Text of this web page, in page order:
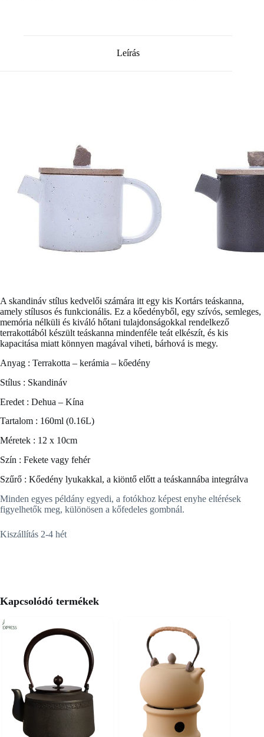
Leírás
A skandináv stílus kedvelői számára itt egy kis Kortárs teáskanna,
amely stílusos és funkcionális. Ez a kőedényből, egy szívós, semleges,
memória nélküli és kiváló hőtani tulajdonságokkal rendelkező
terrakottából készült teáskanna mindenféle teát elkészít, és kis
kapacitása miatt könnyen magával viheti, bárhová is megy.
Anyag : Terrakotta – kerámia – kőedény
Stílus : Skandináv
Eredet : Dehua – Kína
Tartalom : 160ml (0.16L)
Méretek : 12 x 10cm
Szín : Fekete vagy fehér
Szűrő : Kőedény lyukakkal, a kiöntő előtt a teáskannába integrálva
Minden egyes példány egyedi, a fotókhoz képest enyhe eltérések
figyelhetők meg, különösen a kőfedeles gombnál.
Kiszállítás 2-4 hét
Kapcsolódó termékek